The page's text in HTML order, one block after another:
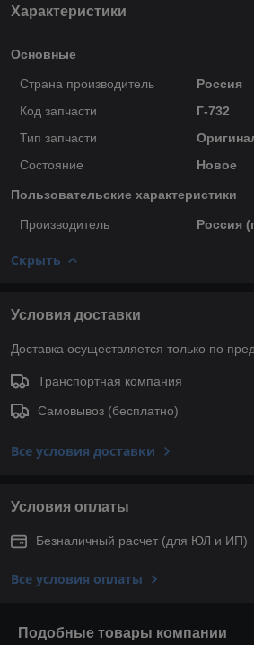
Характеристики
Основные
Страна производитель
Россия
Код запчасти
Г-732
Тип запчасти
Состояние
Новое
Пользовательские характеристики
Производитель Россия
Скрыть
Условия доставки
Доставка осуществляется только по
Транспортная компания
Самовывоз (бесплатно)
Все условия доставки
Условия оплаты
Безналичный расчет (для ЮЛ и ИП)
Все условия оплаты
Подобные товары компании